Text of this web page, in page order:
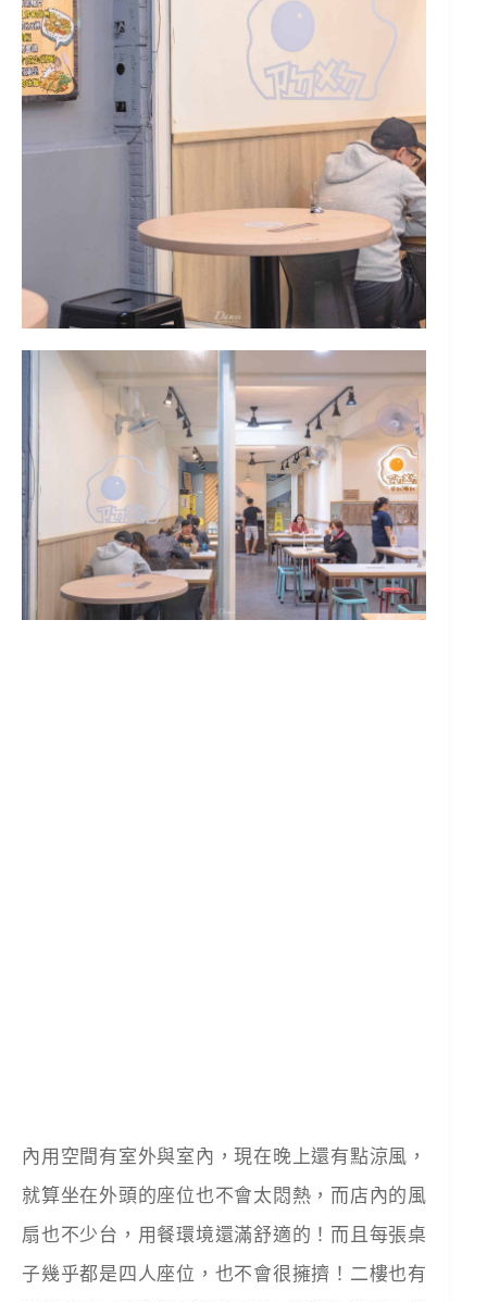
內用空間有室外與室內，現在晚上還有點涼風，
就算坐在外頭的座位也不會太悶熱，而店內的風
扇也不少台，用餐環境還滿舒適的！而且每張桌
子幾乎都是四人座位，也不會很擁擠！二樓也有